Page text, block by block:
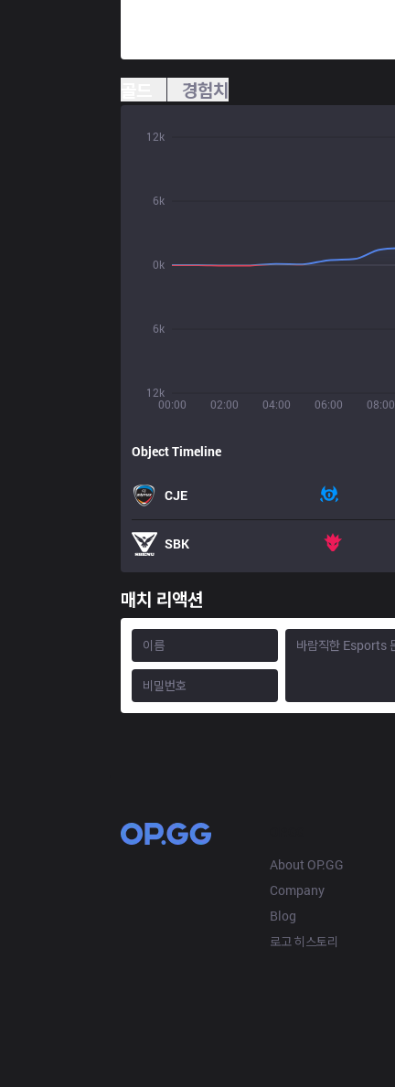
경험치
00:00 02:00 04:00 06:00 08:00
12k
6k
0k
6k
12k
Object Timeline
CJE
SBK
매치 리액션
About OP.GG
Company
Blog
로고 히스토리